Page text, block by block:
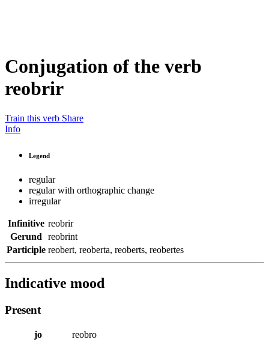
Conjugation of the verb
reobrir
Train this verb Share
Info
Legend
regular
regular with orthographic change
irregular
Infinitive reobrir
Gerund
reobrint
Participle reobert, reoberta, reoberts, reobertes
Indicative mood
Present
jo
reobro